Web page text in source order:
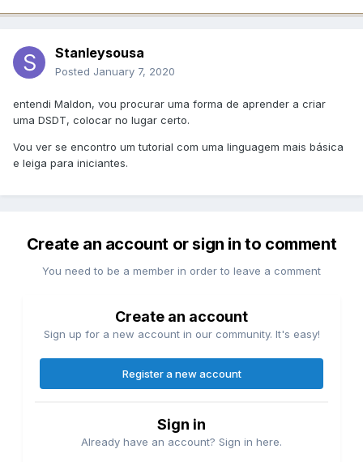
Stanleysousa
Posted January 7, 2020
entendi Maldon, vou procurar uma forma de aprender a criar
uma DSDT, colocar no lugar certo.
Vou ver se encontro um tutorial com uma linguagem mais básica
e leiga para iniciantes.
Create an account or sign in to comment
You need to be a member in order to leave a comment
Create an account
Sign up for a new account in our community. It's easy!
Register a new account
Sign in
Already have an account? Sign in here.